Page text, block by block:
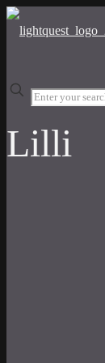
Lilli